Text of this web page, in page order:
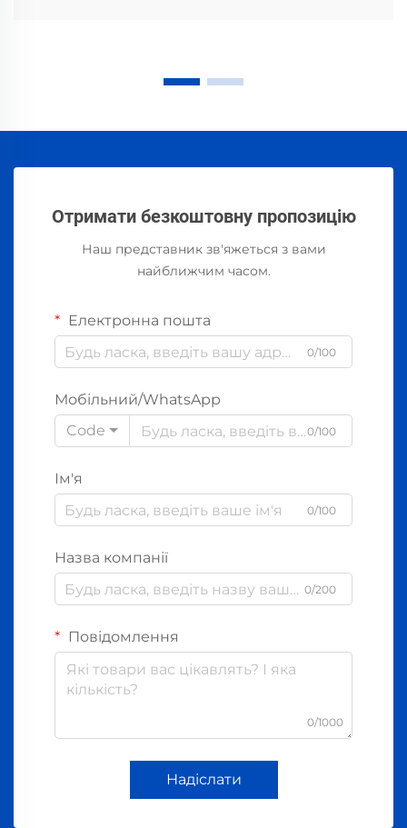
Отримати безкоштовну пропозицію
Наш представник зв'яжеться з вами
найближчим часом.
Електронна пошта
0/100
Мобільний/WhatsApp
Code
0/100
Ім'я
0/100
Назва компанії
0/200
Повідомлення
0/1000
Надіслати